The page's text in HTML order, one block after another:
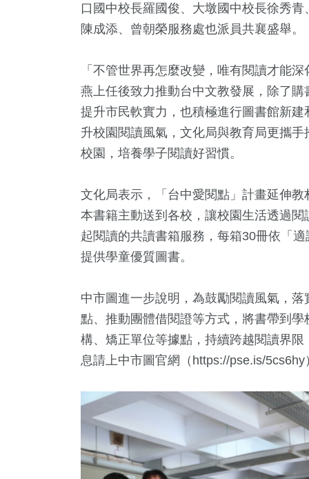
口國中校長羅國俊、大墩國中校長徐秀
陳成添、曾朝榮服務處也派員共襄盛舉。
「不管世界再怎麼改變，唯有閱讀才能
燕上任後致力推動台中文教發展，除了
提升市民軟實力，也積極進行圖書館新
升校園閱讀風氣，文化局與教育局更攜
校園，培養學子閱讀好習慣。
文化局表示，「台中愛閱點」計畫延伸
本書籍主動送到各校，讓校園生活透過
起閱讀的共讀書箱服務，每箱30冊依「
提供學童優質圖書。
中市圖進一步說明，為鼓勵閱讀風氣，
點、推動團體借閱證等方式，將書帶到
構、矯正單位等據點，持續跨越閱讀界
息請上中市圖官網（https://pse.is/5cs6hy
+ 8855+ 2707
1356+
藝文
387
美食